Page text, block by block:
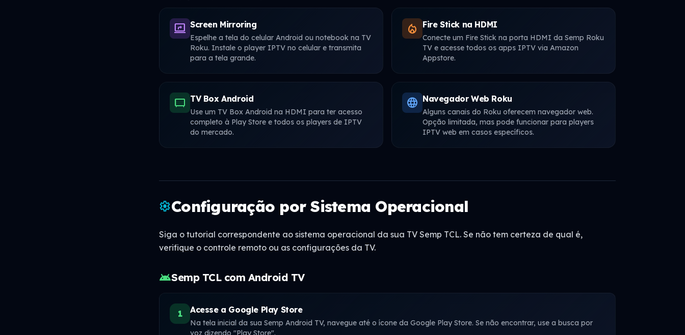
screen_share Screen Mirroring
Espelhe a tela do celular Android ou notebook na TV
Roku. Instale o player IPTV no celular e transmita
para a tela grande.
local_fire_department Fire Stick na HDMI
Conecte um Fire Stick na porta HDMI da Semp Roku
TV e acesse todos os apps IPTV via Amazon
Appstore.
tv_gen TV Box Android
Use um TV Box Android na HDMI para ter acesso
completo à Play Store e todos os players de IPTV
do mercado.
language Navegador Web Roku
Alguns canais do Roku oferecem navegador web.
Opção limitada, mas pode funcionar para players
IPTV web em casos específicos.
settingsConfiguração por Sistema Operacional
Siga o tutorial correspondente ao sistema operacional da sua TV Semp TCL. Se não tem certeza de qual é,
verifique o controle remoto ou as configurações da TV.
androidSemp TCL com Android TV
1 Acesse a Google Play Store
Na tela inicial da sua Semp Android TV, navegue até o ícone da Google Play Store. Se não encontrar, use a busca por
voz dizendo "Play Store".